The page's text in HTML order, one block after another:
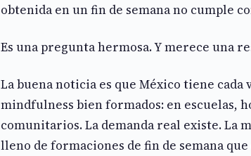
obtenida en un fin de semana no cumple
Es una pregunta hermosa. Y merece una
La buena noticia es que México tiene
mindfulness bien formados: en escuelas,
comunitarios. La demanda real existe. La
lleno de formaciones de fin de semana